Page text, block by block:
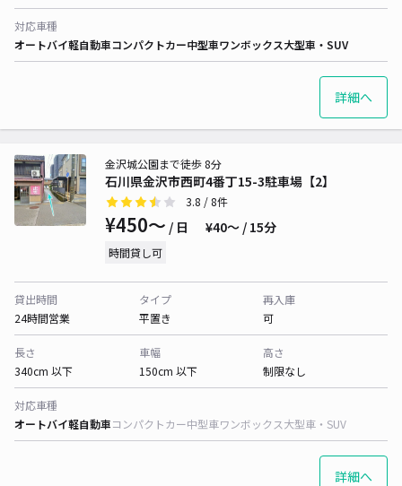
対応車種
オートバイ軽自動車コンパクトカー中型車ワンボックス大型車・SUV
詳細へ
石川県金沢市西町4番丁15-3駐車場【2】
金沢城公園まで徒歩 8分
3.8 / 8件
¥450〜 / 日 ¥40〜 / 15分
時間貸し可
貸出時間
24時間営業
タイプ
平置き
再入庫
可
長さ
340cm 以下
車幅
150cm 以下
高さ
制限なし
対応車種
オートバイ軽自動車コンパクトカー中型車ワンボックス大型車・SUV
詳細へ